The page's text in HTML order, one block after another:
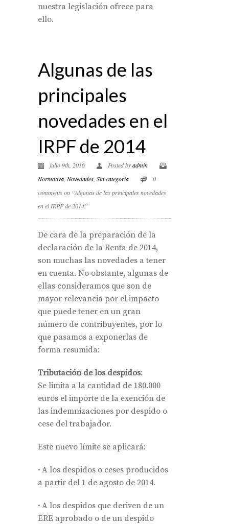
nuestra legislación ofrece para
ello.
Algunas de las
principales
novedades en el
IRPF de 2014
julio 9th, 2016 Posted byadmin
Normativa Novedades Sin categoría
0
comments on “Algunas de las principales novedades
en el IRPF de 2014”
De cara de la preparación de la
declaración de la Renta de 2014,
son muchas las novedades a tener
en cuenta. No obstante, algunas de
ellas consideramos que son de
mayor relevancia por el impacto
que puede tener en un gran
número de contribuyentes, por lo
que pasamos a exponerlas de
forma resumida:
Tributación de los despidos:
Se limita a la cantidad de 180.000
euros el importe de la exención de
las indemnizaciones por despido o
cese del trabajador.
Este nuevo límite se aplicará:
· A los despidos o ceses producidos
a partir del 1 de agosto de 2014.
· A los despidos que deriven de un
ERE aprobado o de un despido